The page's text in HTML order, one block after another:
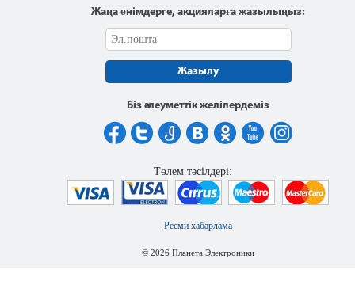
Жаңа өнімдерге, акцияларға жазылыңыз:
Жазылу
Біз әлеуметтік желілердеміз
Ресми хабарлама
© 2026 Планета Электроники
Төлем тәсілдері: